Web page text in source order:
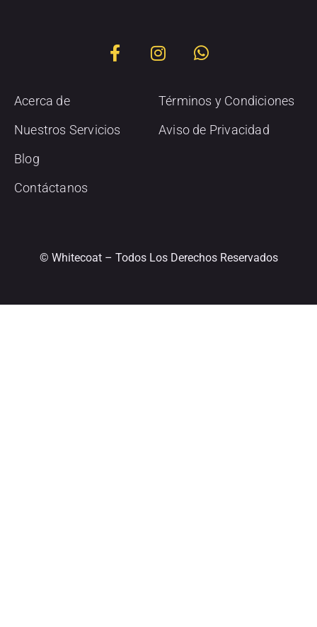
Acerca de
Nuestros Servicios
Blog
Contáctanos
Términos y Condiciones
Aviso de Privacidad
© Whitecoat – Todos Los Derechos Reservados